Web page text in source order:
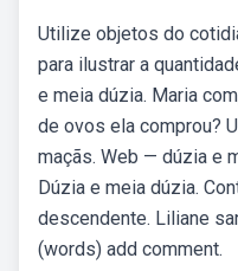
Utilize objetos do
para ilustrar a
e meia dúzia. Maria
de ovos ela comprou?
maçãs. Web — dúzia e
Dúzia e meia dúzia.
descendente. Liliane
(words) add comment.